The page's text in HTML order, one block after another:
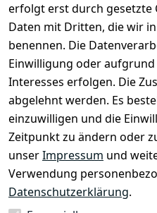
erfolgt erst durch gesetzte
Daten mit Dritten, die wir
benennen. Die
Einwilligung oder
Interesses erfolgen. Die
abgelehnt werden. Es
einzuwilligen und die
Zeitpunkt zu ändern oder
unserImpressum und
Verwendung
Datenschutzerklärung.
Rechtliches
Impressum
Datenschutze
rklärung
Barrierefreihe
itserklärung
Widerrufsrec
ht
Services
Registrieren